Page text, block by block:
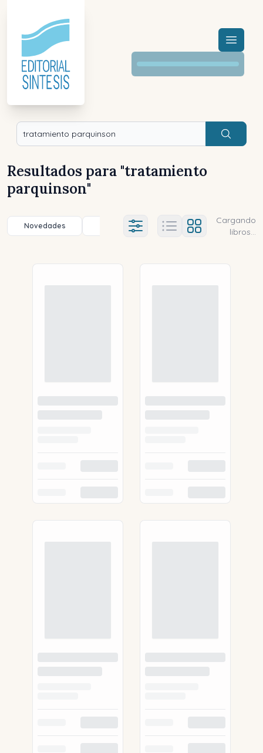
Menú
Buscar
Resultados para "tratamiento
parquinson"
Novedades Título (a-z) Título (z-a)
Ajustes abierto
Cargando
libros...